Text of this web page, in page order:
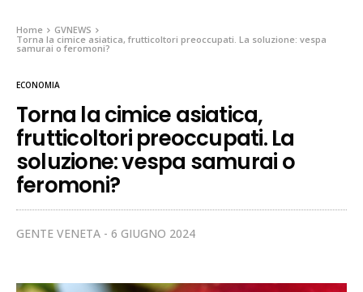
Home
GVNEWS
Torna la cimice asiatica, frutticoltori preoccupati. La soluzione: vespa
samurai o feromoni?
ECONOMIA
Torna la cimice asiatica,
frutticoltori preoccupati. La
soluzione: vespa samurai o
feromoni?
GENTE VENETA 6 GIUGNO 2024